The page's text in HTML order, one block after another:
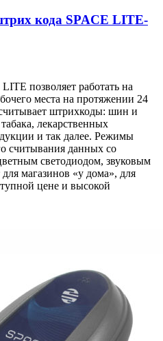
кода SPACE LITE-
позволяет работать на
места на протяжении 24
штрихкоды: шин и
лекарственных
и так далее. Режимы
считывания данных со
светодиодом, звуковым
магазинов «у дома», для
цене и высокой